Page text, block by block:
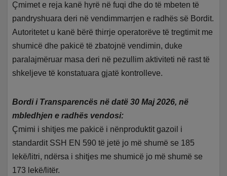
Çmimet e reja kanë hyrë në fuqi dhe do të mbeten të
pandryshuara deri në vendimmarrjen e radhës së Bordit.
Autoritetet u kanë bërë thirrje operatorëve të tregtimit me
shumicë dhe pakicë të zbatojnë vendimin, duke
paralajmëruar masa deri në pezullim aktiviteti në rast të
shkeljeve të konstatuara gjatë kontrolleve.
Bordi i Transparencës në datë 30 Maj 2026, në
mbledhjen e radhës vendosi:
Çmimi i shitjes me pakicë i nënproduktit gazoil i
standardit SSH EN 590 të jetë jo më shumë se 185
lekë/litri, ndërsa i shitjes me shumicë jo më shumë se
173 lekë/litër.